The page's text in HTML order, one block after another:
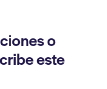
o
este